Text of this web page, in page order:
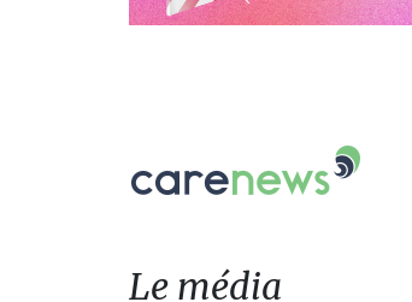
Le
acteurs
Le média